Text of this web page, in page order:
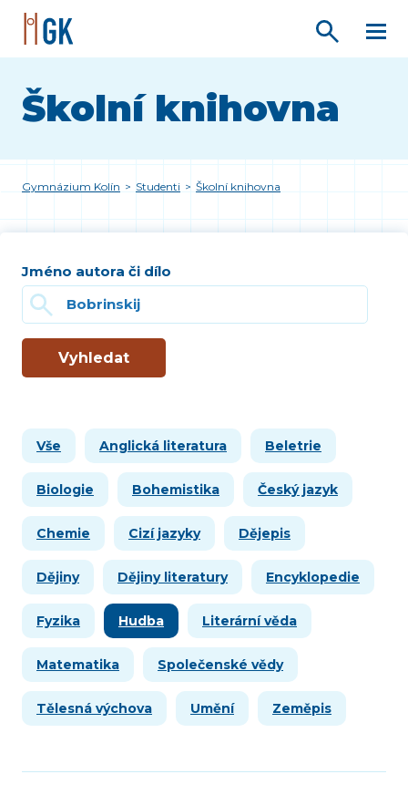
Školní knihovna
Gymnázium Kolín > Studenti > Školní knihovna
Jméno autora či dílo
Vyhledat
Vše Anglická literatura Beletrie
Biologie Bohemistika Český jazyk
Chemie Cizí jazyky Dějepis
Dějiny Dějiny literatury Encyklopedie
Fyzika Hudba Literární věda
Matematika Společenské vědy
Tělesná výchova Umění Zeměpis